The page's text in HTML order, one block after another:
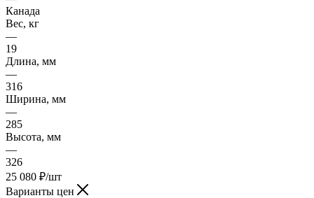
Канада
Вес, кг
—
19
Длина, мм
—
316
Ширина, мм
—
285
Высота, мм
—
326
25 080 ₽/шт
Варианты цен